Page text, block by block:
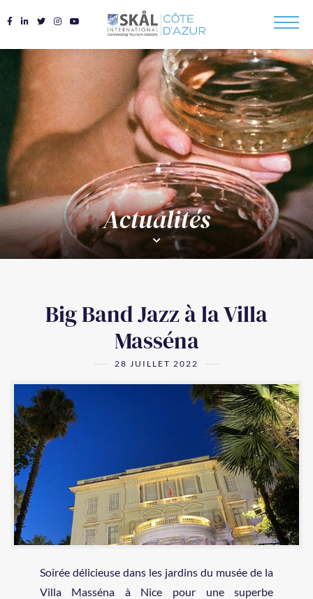
Actualités
Big Band Jazz à la Villa
Masséna
28 JUILLET 2022
Soirée délicieuse dans les jardins du musée de la
Villa Masséna à Nice pour une superbe